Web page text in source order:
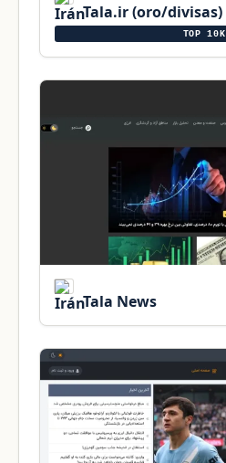
Tala.ir (oro/divisas)
TOP 10K
Tala News